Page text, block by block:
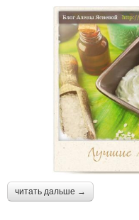
читать дальше →